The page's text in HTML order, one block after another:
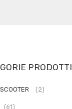
PRODOTTI
(2)
(61)